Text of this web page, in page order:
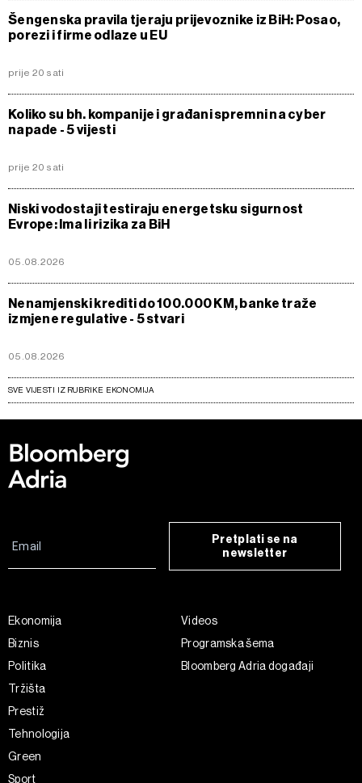
Šengenska pravila tjeraju prijevoznike iz BiH: Posao,
porezi i firme odlaze u EU
prije 20 sati
Koliko su bh. kompanije i građani spremni na cyber
napade - 5 vijesti
prije 20 sati
Niski vodostaji testiraju energetsku sigurnost
Evrope: Ima li rizika za BiH
05.08.2026
Nenamjenski krediti do 100.000 KM, banke traže
izmjene regulative - 5 stvari
05.08.2026
SVE VIJESTI IZ RUBRIKE EKONOMIJA
Pretplati se na
newsletter
Ekonomija
Biznis
Politika
Tržišta
Prestiž
Tehnologija
Green
Sport
Videos
Programska šema
Bloomberg Adria događaji